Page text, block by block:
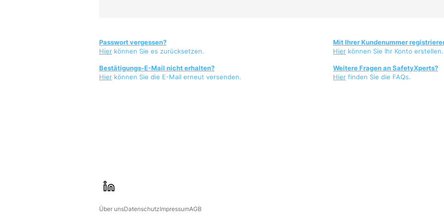
Passwort vergessen?
Hier können Sie es zurücksetzen.
Bestätigungs-E-Mail nicht erhalten?
Hier können Sie die E-Mail erneut versenden.
Mit Ihrer Kundenummer
Hier können Sie Ihr Konto erstellen.
Weitere Fragen an SafetyXperts?
Hier finden Sie die FAQs.
i
Über unsDatenschutzImpressumAGB